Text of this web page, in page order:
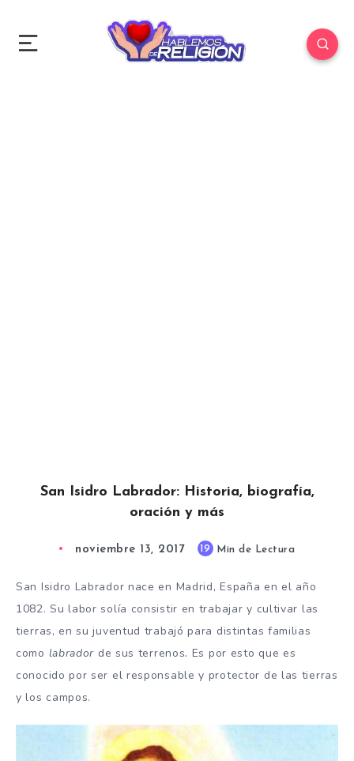
San Isidro Labrador: Historia, biografía,
oración y más
noviembre 13, 2017 19 Min de Lectura
San Isidro Labrador nace en Madrid, España en el año
1082. Su labor solía consistir en trabajar y cultivar las
tierras, en su juventud trabajó para distintas familias
como labrador de sus terrenos. Es por esto que es
conocido por ser el responsable y protector de las tierras
y los campos.